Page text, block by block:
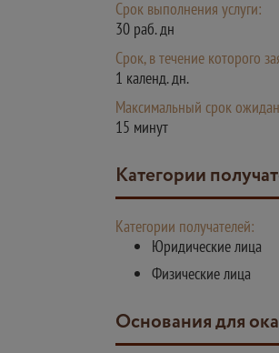
Срок выполнения услуги:
30 раб. дн
Срок, в течение которого
1 календ. дн.
Максимальный срок
15 минут
Категории
Категории получателей:
Юридические лица
Физические лица
Основания для